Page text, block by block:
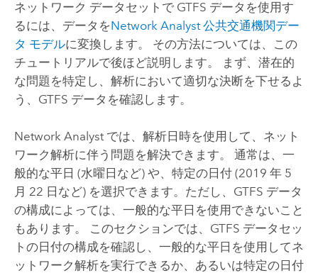
ネットワーク データセットで GTFS データを使用す
るには、データをNetwork Analyst公共交通機関デー
タ モデルに変換します。 その方法については、この
チュートリアルで後ほど説明します。 まず、潜在的
な問題を特定し、解析において適切な決断を下せるよ
う、GTFS データを確認します。
Network Analystでは、解析日時を使用して、ネット
ワーク解析に伴う問題を解決できます。 通常は、一
般的な平日 (水曜日など) や、特定の日付 (2019 年 5
月 22 日など) を選択できます。ただし、GTFS データ
の構成によっては、一般的な平日を使用できないこと
もあります。 このセクションでは、GTFS データセッ
トの日付の構成を確認し、一般的な平日を使用してネ
ットワーク解析を実行できるか、あるいは特定の日付